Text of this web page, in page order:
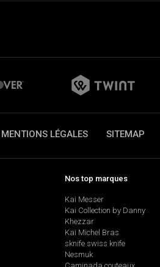
LÉGALES SITEMAP
Nos top marques
Kai Messer
Kai Collection by Danny
Khezzar
Kai Michel Bras
sknife swiss knife
Nesmuk